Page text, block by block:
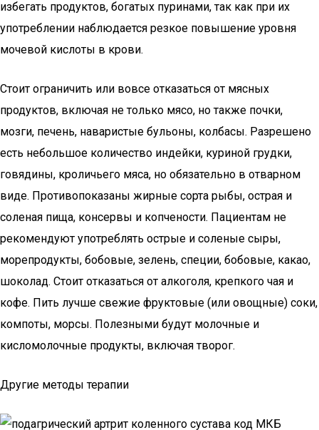
избегать продуктов, богатых пуринами, так как при их
употреблении наблюдается резкое повышение уровня
мочевой кислоты в крови.
Стоит ограничить или вовсе отказаться от мясных
продуктов, включая не только мясо, но также почки,
мозги, печень, наваристые бульоны, колбасы. Разрешено
есть небольшое количество индейки, куриной грудки,
говядины, кроличьего мяса, но обязательно в отварном
виде. Противопоказаны жирные сорта рыбы, острая и
соленая пища, консервы и копчености. Пациентам не
рекомендуют употреблять острые и соленые сыры,
морепродукты, бобовые, зелень, специи, бобовые, какао,
шоколад. Стоит отказаться от алкоголя, крепкого чая и
кофе. Пить лучше свежие фруктовые (или овощные) соки,
компоты, морсы. Полезными будут молочные и
кисломолочные продукты, включая творог.
Другие методы терапии